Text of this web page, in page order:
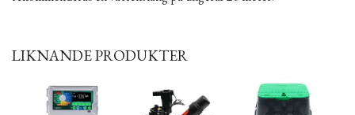
LIKNANDE PRODUKTER